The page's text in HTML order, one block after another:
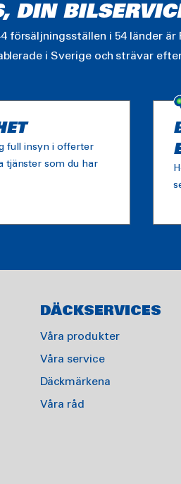
DIN
försäljningsställen i 54 länder
i Sverige och strävar
full insyn i offerter
tjänster som du har
DÄCKSERVICES
Våra produkter
Våra service
Däckmärkena
Våra råd